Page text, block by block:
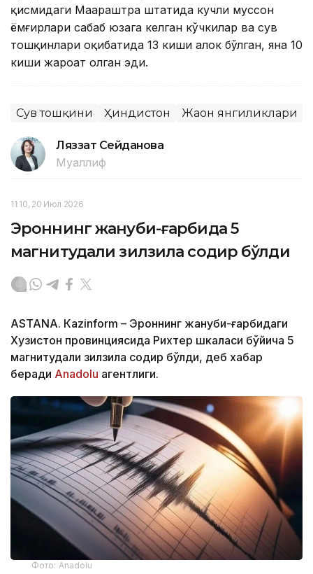
қисмидаги Маҳараштра штатида кучли муссон
ёмғирлари сабаб юзага келган кўчкилар ва сув
тошқинлари оқибатида 13 киши ҳалок бўлган, яна 10
киши жароҳат олган эди.
Сув тошқини Ҳиндистон Жаҳон янгиликлари
Ляззат Сейданова
Муаллиф
11:10, 20 Июл 2026
Эроннинг жануби-ғарбида 5
магнитудали зилзила содир бўлди
ASTANА. Кazinform – Эроннинг жануби-ғарбидаги
Хузистон провинциясида Рихтер шкаласи бўйича 5
магнитудали зилзила содир бўлди, деб хабар
беради Аnadolu агентлиги.
Фото: Аnadolu